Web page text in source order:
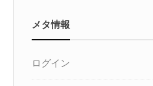
メタ情報
ログイン